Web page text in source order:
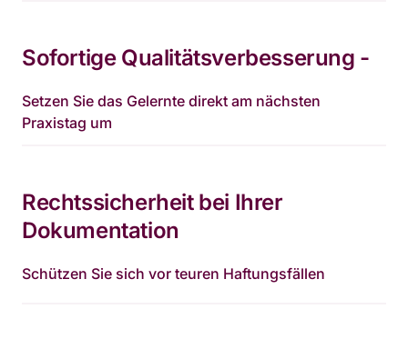
Sofortige Qualitätsverbesserung -
Setzen Sie das Gelernte direkt am nächsten
Praxistag um
Rechtssicherheit bei Ihrer
Dokumentation
Schützen Sie sich vor teuren Haftungsfällen